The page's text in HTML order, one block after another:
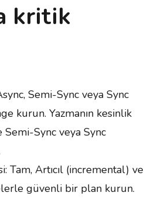
kritik
Semi-Sync veya Sync
kurun. Yazmanın kesinlik
Sync veya Sync
Tam, Artıcıl (incremental) ve
güvenli bir plan kurun.